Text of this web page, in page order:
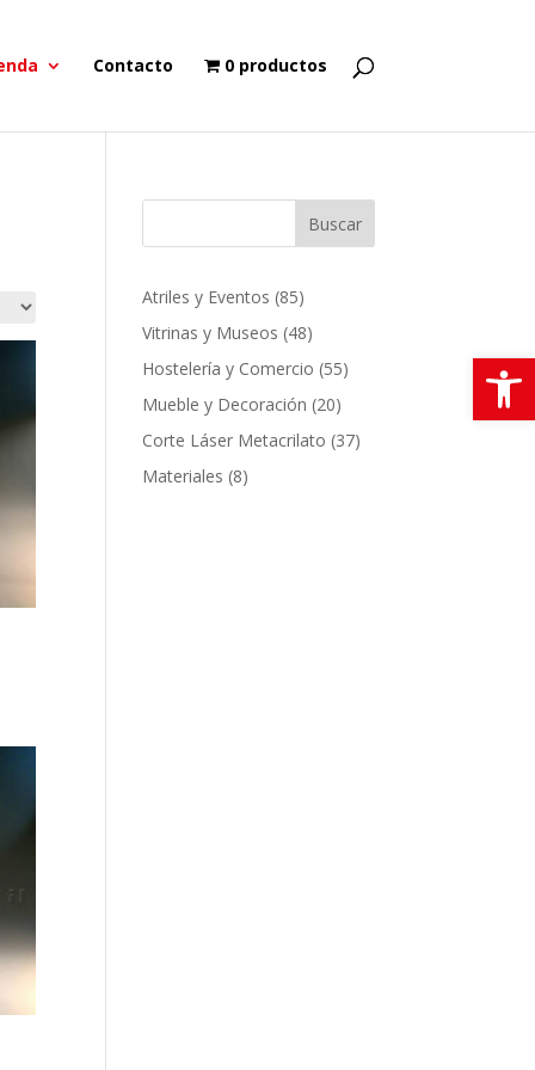
Contacto 0 productos
Buscar
Atriles y Eventos 8585
productos
Vitrinas y Museos 4848
productos
Hostelería y Comercio 5555
Mueble y Decoración 2020
productos
Corte Láser Metacrilato 3737
Materiales 88